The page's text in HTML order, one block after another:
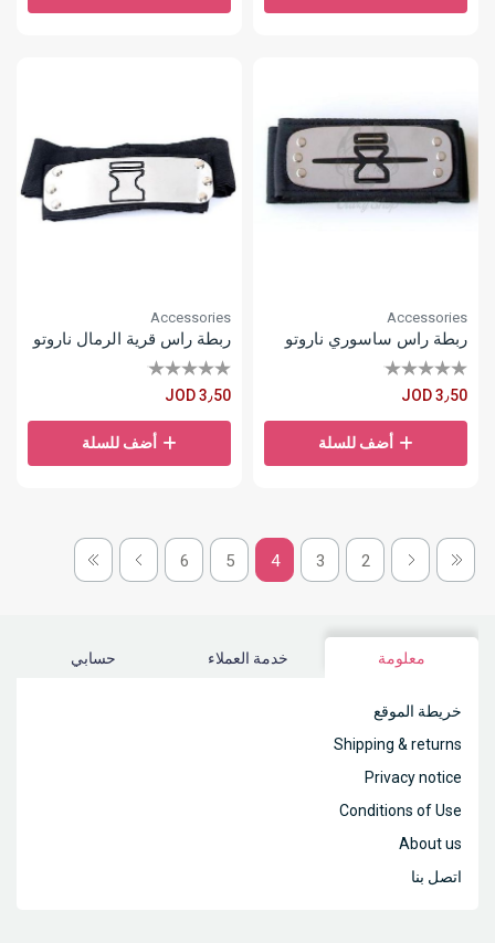
Accessories
ربطة راس ساسوري ناروتو
JOD 3٫50
أضف للسلة
Accessories
ربطة راس قرية الرمال ناروتو
JOD 3٫50
أضف للسلة
2
3
4
5
6
معلومة خدمة العملاء حسابي
خريطة الموقع
Shipping & returns
Privacy notice
Conditions of Use
About us
اتصل بنا